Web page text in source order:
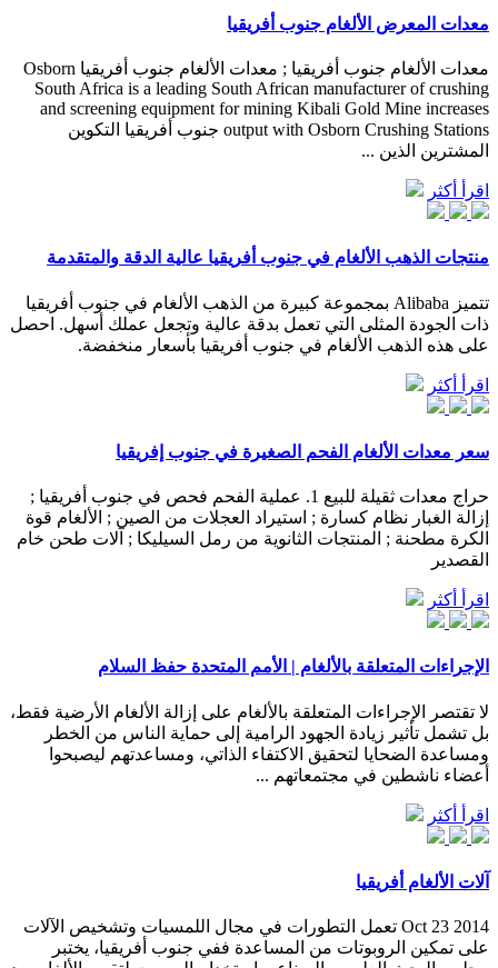
معدات المعرض الألغام جنوب أفريقيا
معدات الألغام جنوب أفريقيا ; معدات الألغام جنوب أفريقيا Osborn
South Africa is a leading South African manufacturer of crushing
and screening equipment for mining Kibali Gold Mine increases
output with Osborn Crushing Stations جنوب أفريقيا التكوين
المشترين الذين ...
اقرأ أكثر
منتجات الذهب الألغام في جنوب أفريقيا عالية الدقة والمتقدمة
تتميز Alibaba بمجموعة كبيرة من الذهب الألغام في جنوب أفريقيا
ذات الجودة المثلى التي تعمل بدقة عالية وتجعل عملك أسهل. احصل
على هذه الذهب الألغام في جنوب أفريقيا بأسعار منخفضة.
اقرأ أكثر
سعر معدات الألغام الفحم الصغيرة في جنوب إفريقيا
حراج معدات ثقيلة للبيع 1. عملية الفحم فحص في جنوب أفريقيا ;
إزالة الغبار نظام كسارة ; استيراد العجلات من الصين ; الألغام قوة
الكرة مطحنة ; المنتجات الثانوية من رمل السيليكا ; آلات طحن خام
القصدير
اقرأ أكثر
الإجراءات المتعلقة بالألغام | الأمم المتحدة حفظ السلام
لا تقتصر الإجراءات المتعلقة بالألغام على إزالة الألغام الأرضية فقط،
بل تشمل تأثير زيادة الجهود الرامية إلى حماية الناس من الخطر
ومساعدة الضحايا لتحقيق الاكتفاء الذاتي، ومساعدتهم ليصبحوا
أعضاء ناشطين في مجتمعاتهم ...
اقرأ أكثر
آلات الألغام أفريقيا
Oct 23 2014 تعمل التطورات في مجال اللمسيات وتشخيص الآلات
على تمكين الروبوتات من المساعدة ففي جنوب أفريقيا، يختبر